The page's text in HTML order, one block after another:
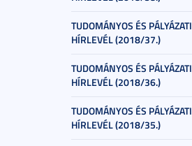
TUDOMÁNYOS ÉS PÁLYÁZATI
HÍRLEVÉL (2018/37.)
TUDOMÁNYOS ÉS PÁLYÁZATI
HÍRLEVÉL (2018/36.)
TUDOMÁNYOS ÉS PÁLYÁZATI
HÍRLEVÉL (2018/35.)